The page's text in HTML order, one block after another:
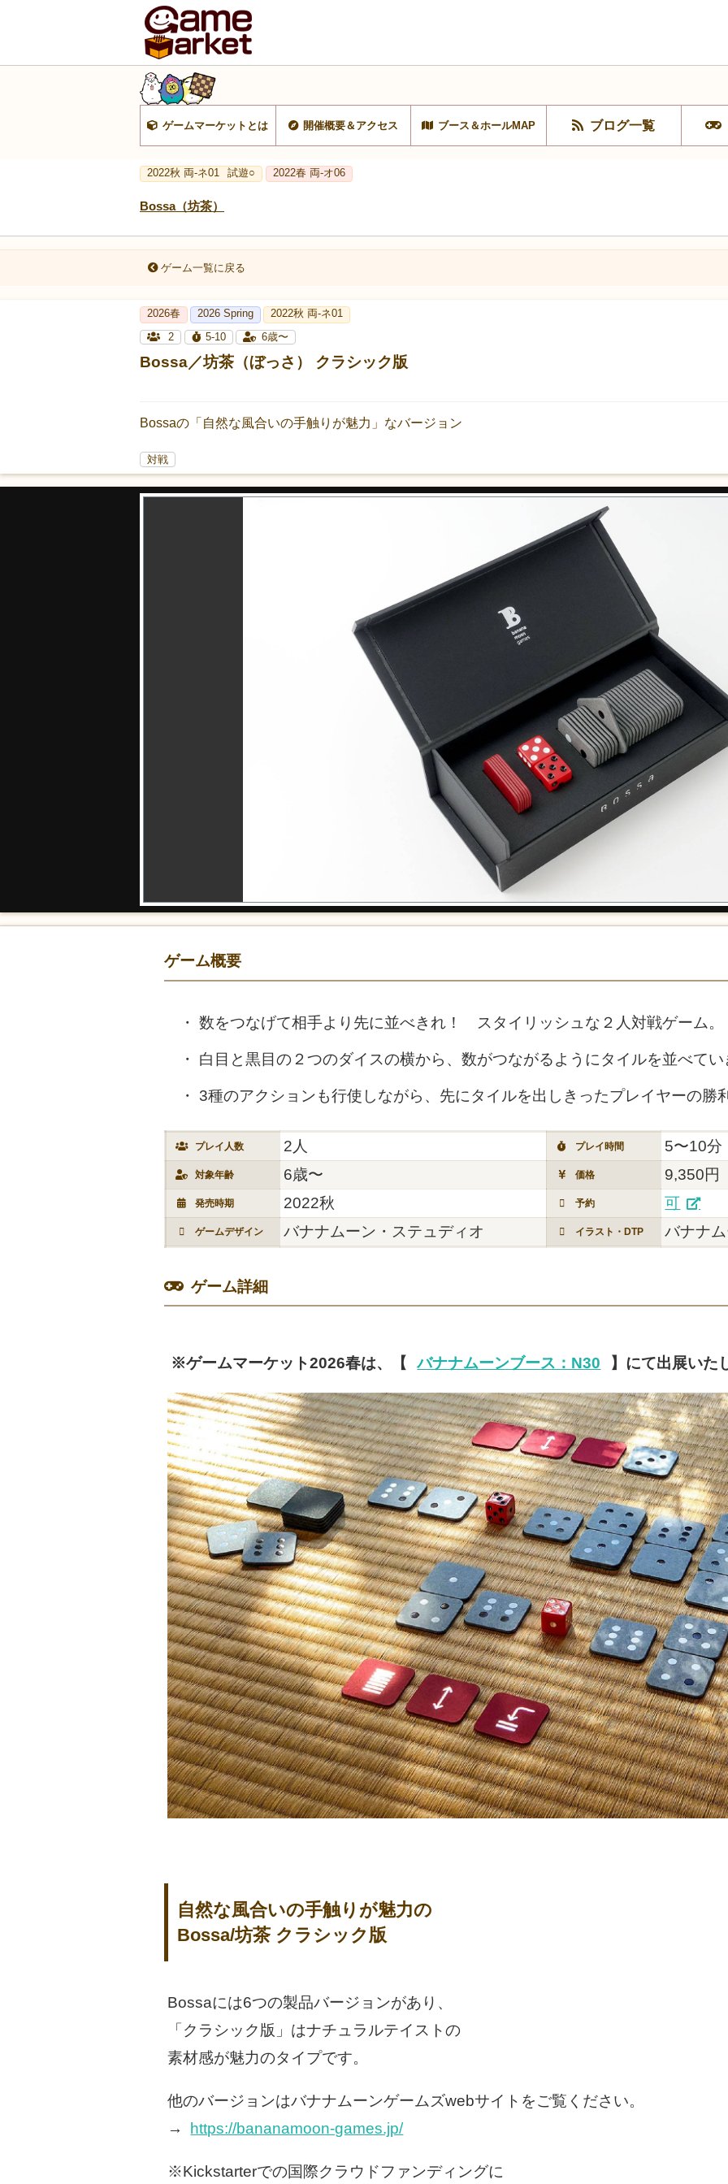
ゲームマーケットとは 開催概要＆アクセス ブース＆ホールMAP ブログ一覧
2022秋 両-ネ01 試遊○ 2022春 両-オ06
Bossa（坊茶）
ゲーム一覧に戻る
2026春 2026 Spring
2022秋 両-ネ01
2
5-10 6歳〜
Bossa／坊茶（ぼっさ） クラシック版
Bossaの「自然な風合いの手触りが魅力」なバージョン
対戦
ゲーム概要
数をつなげて相手より先に並べきれ！ スタイリッシュな２人対戦ゲーム。
白目と黒目の２つのダイスの横から、数がつながるようにタイルを並べてい
3種のアクションも行使しながら、先にタイルを出しきったプレイヤーの勝
プレイ人数 2人 プレイ時間 5〜10分
対象年齢 6歳〜 価格 9,350円
発売時期 2022秋 予約 可
ゲームデザイン バナナムーン・ステュディオ イラスト・DTP バナナ
ゲーム詳細
※ゲームマーケット2026春は、【 バナナムーンブース：N30 】にて出展いた
自然な風合いの手触りが魅力の
Bossa/坊茶 クラシック版
Bossaには6つの製品バージョンがあり、
「クラシック版」はナチュラルテイストの
素材感が魅力のタイプです。
他のバージョンはバナナムーンゲームズwebサイトをご覧ください。
→
https://bananamoon-games.jp/
※Kickstarterでの国際クラウドファンディングに